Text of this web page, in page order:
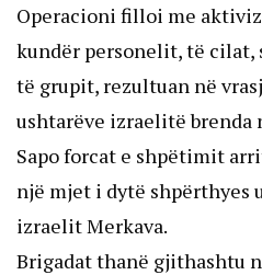
Operacioni filloi me
kundër personelit, të cilat,
të grupit, rezultuan në
ushtarëve izraelitë brenda
Sapo forcat e shpëtimit
një mjet i dytë shpërthyes
izraelit Merkava.
Brigadat thanë gjithashtu